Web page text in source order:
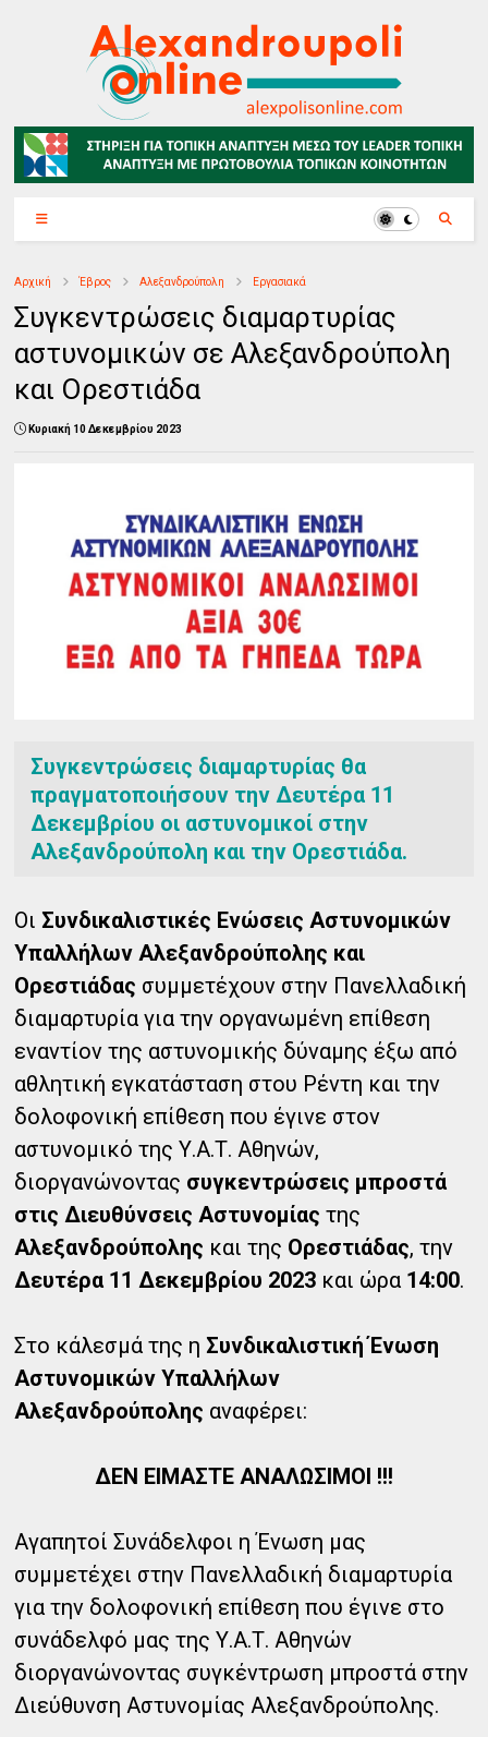
Αρχική Έβρος Αλεξανδρούπολη Εργασιακά
Συγκεντρώσεις διαμαρτυρίας
αστυνομικών σε Αλεξανδρούπολη
και Ορεστιάδα
Κυριακή 10 Δεκεμβρίου 2023
Συγκεντρώσεις διαμαρτυρίας θα
πραγματοποιήσουν την Δευτέρα 11
Δεκεμβρίου οι αστυνομικοί στην
Αλεξανδρούπολη και την Ορεστιάδα.
ΟιΣυνδικαλιστικές Ενώσεις Αστυνομικών
Υπαλλήλων Αλεξανδρούπολης και
Ορεστιάδας συμμετέχουν στην Πανελλαδική
διαμαρτυρία για την οργανωμένη επίθεση
εναντίον της αστυνομικής δύναμης έξω από
αθλητική εγκατάσταση στου Ρέντη και την
δολοφονική επίθεση που έγινε στον
αστυνομικό της Υ.Α.Τ. Αθηνών,
διοργανώνοντας συγκεντρώσεις μπροστά
στις Διευθύνσεις Αστυνομίας της
Αλεξανδρούπολης και της Ορεστιάδας, την
Δευτέρα 11 Δεκεμβρίου 2023 και ώρα 14:00.
Στο κάλεσμά της ηΣυνδικαλιστική Ένωση
Αστυνομικών Υπαλλήλων
Αλεξανδρούπολης αναφέρει:
ΔΕΝ ΕΙΜΑΣΤΕ ΑΝΑΛΩΣΙΜΟΙ !!!
Αγαπητοί Συνάδελφοι η Ένωση μας
συμμετέχει στην Πανελλαδική διαμαρτυρία
για την δολοφονική επίθεση που έγινε στο
συνάδελφό μας της Υ.Α.Τ. Αθηνών
διοργανώνοντας συγκέντρωση μπροστά στην
Διεύθυνση Αστυνομίας Αλεξανδρούπολης.